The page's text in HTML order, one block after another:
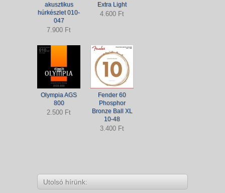
akusztikus
húrkészlet 010-
047
7.900 Ft
Extra Light
4.600 Ft
Olympia AGS
800
2.500 Ft
Fender 60
Phosphor
Bronze Ball XL
10-48
3.400 Ft
Utolsó hírünk: